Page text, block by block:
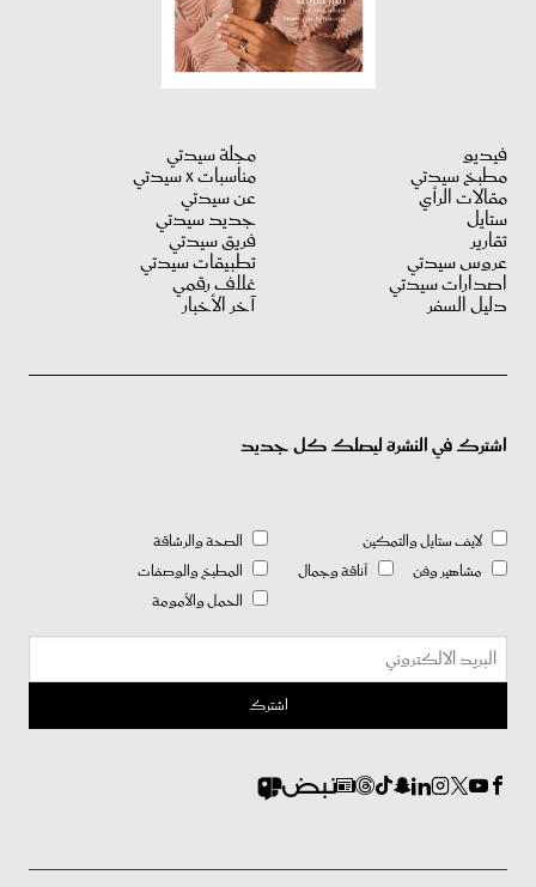
فيديو
مطبخ سيدتي
مقالات الرأي
ستايل
تقارير
عروس سيدتي
اصدارات سيدتي
دليل السفر
مجلة سيدتي
مناسبات X سيدتي
عن سيدتي
جديد سيدتي
فريق سيدتي
تطبيقات سيدتي
غلاف رقمي
آخر الأخبار
اشترك في النشرة ليصلك كل جديد
لايف ستايل والتمكين
مشاهير وفن
أناقة وجمال
الصحة والرشاقة
المطبخ والوصفات
الحمل والأمومة